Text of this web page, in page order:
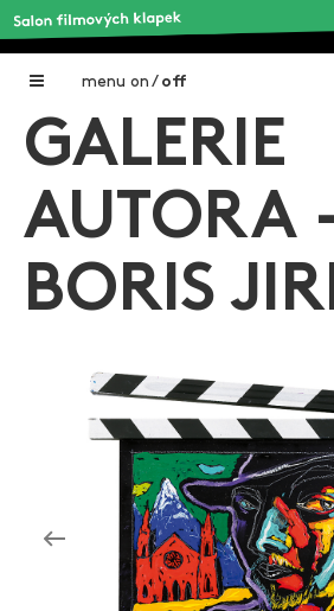
menu on / off
Home
Galerie filmových klapek
Autoři filmových klapek
Aktuální výstavy
Aukce filmových klapek
Aktuality
Zlín Film Festival
GALERIE
AUTORA
BORIS